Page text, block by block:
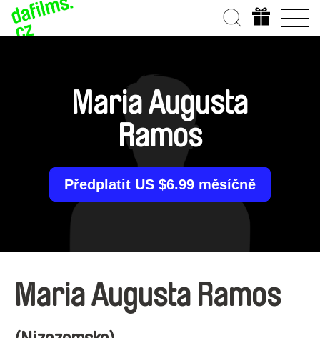
Maria Augusta
Ramos
Předplatit US $6.99 měsíčně
Maria Augusta Ramos